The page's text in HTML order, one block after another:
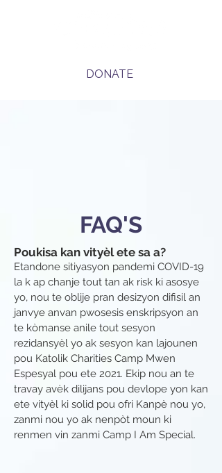
DONATE
FAQ'S
Poukisa kan vityèl ete sa a?
Etandone sitiyasyon pandemi COVID-19
la k ap chanje tout tan ak risk ki asosye
yo, nou te oblije pran desizyon difisil an
janvye anvan pwosesis enskripsyon an
te kòmanse anile tout sesyon
rezidansyèl yo ak sesyon kan lajounen
pou Katolik Charities Camp Mwen
Espesyal pou ete 2021. Ekip nou an te
travay avèk dilijans pou devlope yon kan
ete vityèl ki solid pou ofri Kanpè nou yo,
zanmi nou yo ak nenpòt moun ki
renmen vin zanmi Camp I Am Special.